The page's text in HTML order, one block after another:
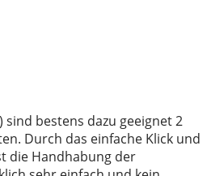
sind bestens dazu geeignet 2
Durch das einfache Klick und
die Handhabung der